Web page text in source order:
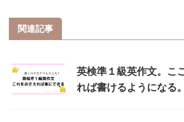
関連記事
英検準１級英作文。こ
れば書けるようになる。